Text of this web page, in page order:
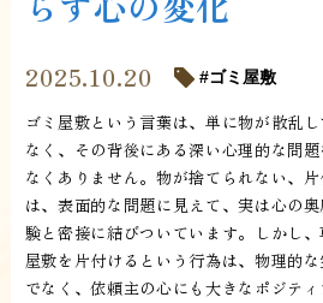
2025.10.20 ゴミ屋敷
ゴミ屋敷という言葉は、単に物が散乱
なく、その背後にある深い心理的な問
なくありません。物が捨てられない、
は、表面的な問題に見えて、実は心の
験と密接に結びついています。しかし
屋敷を片付けるという行為は、物理的
でなく、依頼主の心にも大きなポジテ